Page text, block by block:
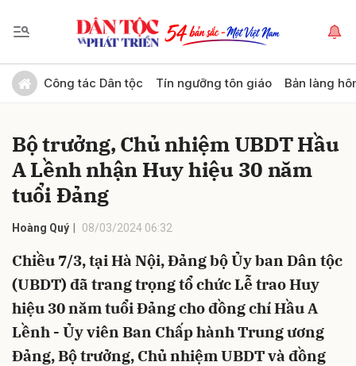
Công tác Dân tộc Tín ngưỡng tôn giáo Bản làng
Bộ trưởng, Chủ nhiệm UBDT Hầu
A Lềnh nhận Huy hiệu 30 năm
tuổi Đảng
Hoàng Quý 08/03/2024 06:32
Chiều 7/3, tại Hà Nội, Đảng bộ Ủy ban Dân tộc
(UBDT) đã trang trọng tổ chức Lễ trao Huy
hiệu 30 năm tuổi Đảng cho đồng chí Hầu A
Lềnh - Ủy viên Ban Chấp hành Trung ương
Đảng, Bộ trưởng, Chủ nhiệm UBDT và đồng
Gửi bình luận